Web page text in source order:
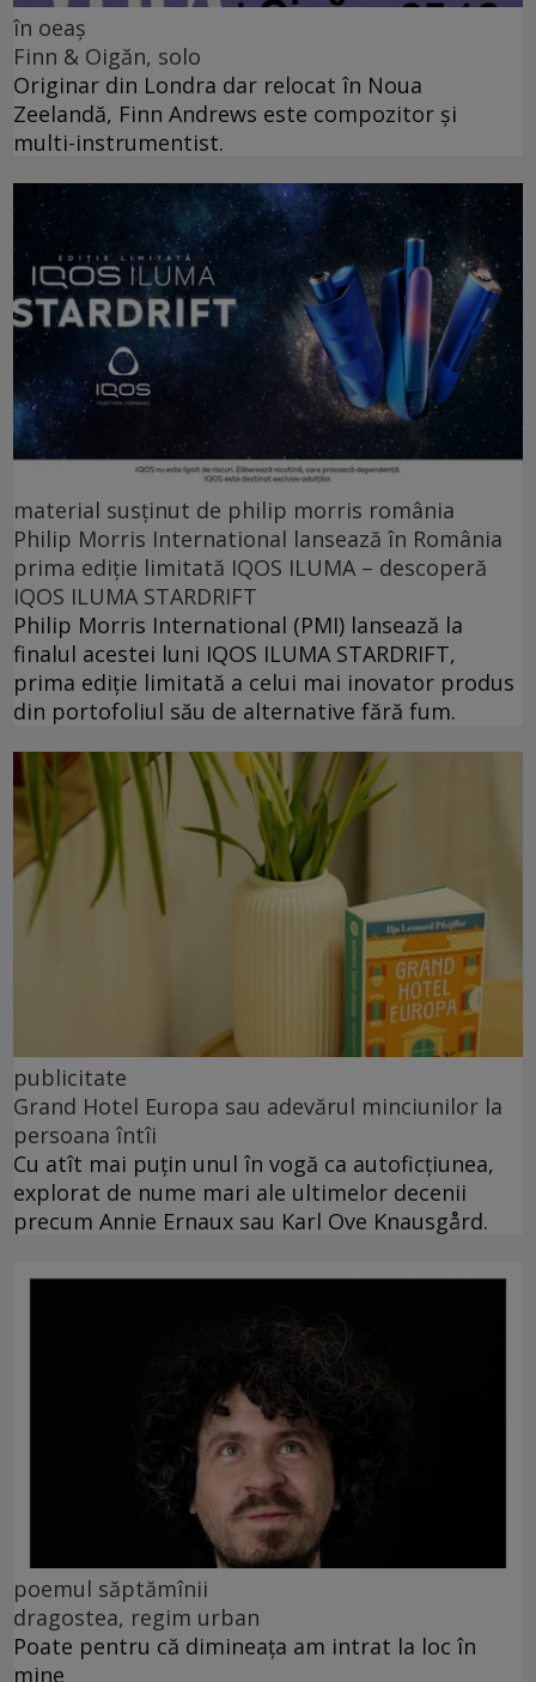
în oeaș
Finn & Oigăn, solo
Originar din Londra dar relocat în Noua
Zeelandă, Finn Andrews este compozitor și
multi-instrumentist.
material susținut de philip morris românia
Philip Morris International lansează în România
prima ediție limitată IQOS ILUMA – descoperă
IQOS ILUMA STARDRIFT
Philip Morris International (PMI) lansează la
finalul acestei luni IQOS ILUMA STARDRIFT,
prima ediție limitată a celui mai inovator produs
din portofoliul său de alternative fără fum.
publicitate
Grand Hotel Europa sau adevărul minciunilor la
persoana întîi
Cu atît mai puțin unul în vogă ca autoficțiunea,
explorat de nume mari ale ultimelor decenii
precum Annie Ernaux sau Karl Ove Knausgård.
poemul săptămînii
dragostea, regim urban
Poate pentru că dimineața am intrat la loc în
mine